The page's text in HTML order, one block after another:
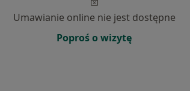
Umawianie online nie jest dostępne
Poproś o wizytę